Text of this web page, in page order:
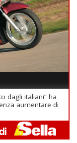
dagli italiani” ha
aumentare di